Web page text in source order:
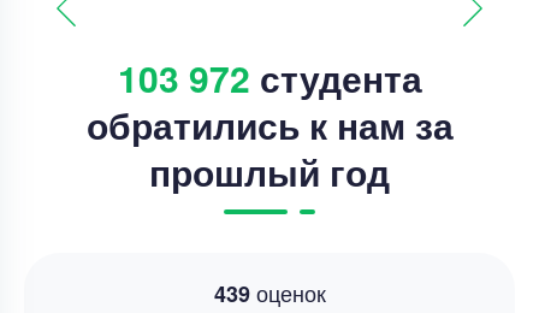
103 972 студента
обратились к нам за
прошлый год
439оценок